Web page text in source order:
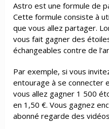
Astro est une formule de
Cette formule consiste à
que vous allez partager.
vous fait gagner des
échangeables contre de
Par exemple, si vous
entourage à se connecter
vous allez gagner 1 500
en 1,50 €. Vous gagnez
abonné regarde des